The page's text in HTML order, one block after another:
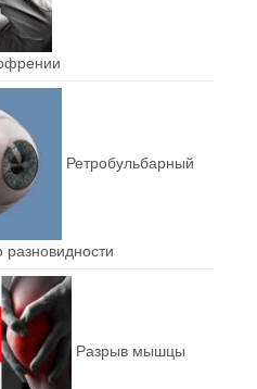
Ретробульбарный
разновидности
Разрыв мышцы